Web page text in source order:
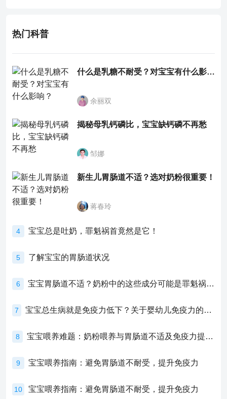
热门科普
什么是乳糖不耐受？对宝宝有什么影响？
余丽双
揭秘母乳钙磷比，宝宝缺钙磷不再愁
邹娜
新生儿胃肠道不适？选对奶粉很重要！
蒋春玲
4 宝宝总是吐奶，罪魁祸首竟然是它！
5 了解宝宝的胃肠道状况
6 宝宝胃肠道不适？奶粉中的这些成分可能是罪魁祸首！
7 宝宝总生病就是免疫力低下？关于婴幼儿免疫力的真相，家长必须了解！
8 宝宝喂养难题：奶粉喂养与胃肠道不适及免疫力提升的奥秘
9 宝宝喂养指南：避免胃肠道不耐受，提升免疫力
10 宝宝喂养指南：避免胃肠道不耐受，提升免疫力